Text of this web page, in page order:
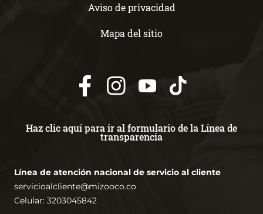
Aviso de privacidad
Mapa del sitio
Haz clic aquí para ir al formulario de la Línea de
transparencia
Línea de atención nacional de servicio al cliente
servicioalcliente@mizooco.co
Celular: 3203045842